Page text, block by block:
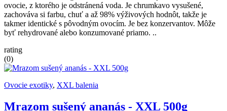
ovocie, z ktorého je odstránená voda. Je chrumkavo vysušené,
zachováva si farbu, chuť a až 98% výživových hodnôt, takže je
takmer identické s pôvodným ovocím. Je bez konzervantov. Môže
byť rehydrované alebo konzumované priamo. ..
rating
(0)
Ovocie exotiky, XXL balenia
Mrazom sušený ananás - XXL 500g